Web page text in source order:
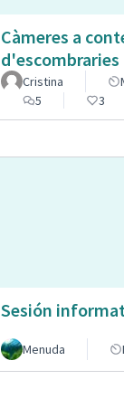
Càmeres a
d'escombraries
Cristina
5
3
Sesión
Menuda